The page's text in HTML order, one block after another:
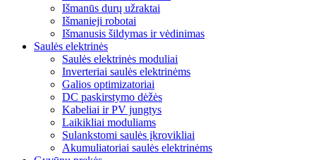
Išmanūs durų užraktai
Išmanieji robotai
Išmanusis šildymas ir vėdinimas
Saulės elektrinės
Saulės elektrinės moduliai
Inverteriai saulės elektrinėms
Galios optimizatoriai
DC paskirstymo dėžės
Kabeliai ir PV jungtys
Laikikliai moduliams
Sulankstomi saulės įkrovikliai
Akumuliatoriai saulės elektrinėms